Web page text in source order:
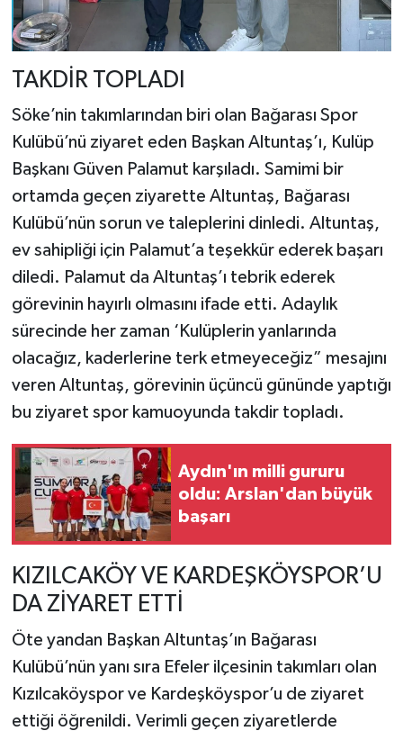
TAKDİR TOPLADI
Söke’nin takımlarından biri olan Bağarası Spor
Kulübü’nü ziyaret eden Başkan Altuntaş’ı, Kulüp
Başkanı Güven Palamut karşıladı. Samimi bir
ortamda geçen ziyarette Altuntaş, Bağarası
Kulübü’nün sorun ve taleplerini dinledi. Altuntaş,
ev sahipliği için Palamut’a teşekkür ederek başarı
diledi. Palamut da Altuntaş’ı tebrik ederek
görevinin hayırlı olmasını ifade etti. Adaylık
sürecinde her zaman ‘Kulüplerin yanlarında
olacağız, kaderlerine terk etmeyeceğiz” mesajını
veren Altuntaş, görevinin üçüncü gününde yaptığı
bu ziyaret spor kamuoyunda takdir topladı.
Aydın'ın milli gururu
oldu: Arslan'dan büyük
başarı
KIZILCAKÖY VE KARDEŞKÖYSPOR’U
DA ZİYARET ETTİ
Öte yandan Başkan Altuntaş’ın Bağarası
Kulübü’nün yanı sıra Efeler ilçesinin takımları olan
Kızılcaköyspor ve Kardeşköyspor’u de ziyaret
ettiği öğrenildi. Verimli geçen ziyaretlerde